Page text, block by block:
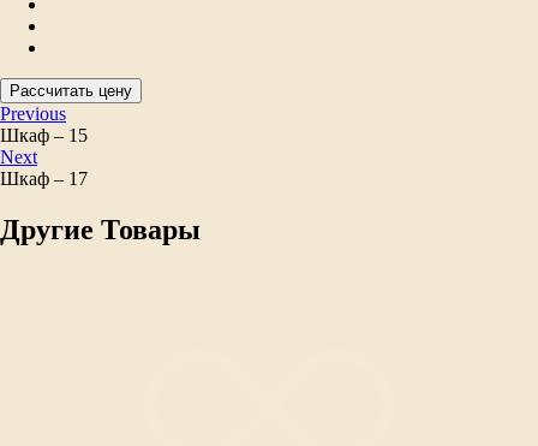
Рассчитать цену
Previous
Шкаф – 15
Next
Шкаф – 17
Другие Товары